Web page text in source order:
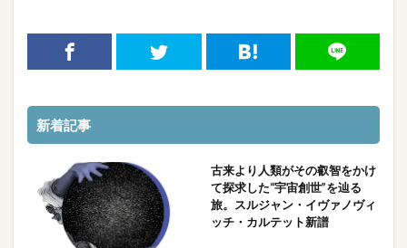
新着記事
古来より人類がその叡智をかけ
て探求した“宇宙創世”を辿る
旅。スルジャン・イヴァノヴィ
ッチ・カルテット新譜